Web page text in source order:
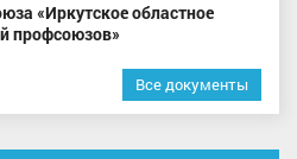
«Иркутское областное
профсоюзов»
Все документы